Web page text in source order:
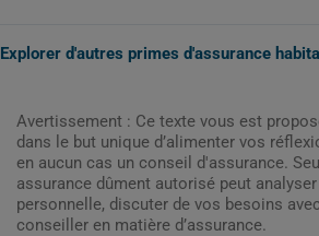
Explorer d'autres primes d'assurance
Avertissement : Ce texte vous est
dans le but unique d’alimenter vos
en aucun cas un conseil d'assurance.
assurance dûment autorisé peut
personnelle, discuter de vos besoins
conseiller en matière d’assurance.